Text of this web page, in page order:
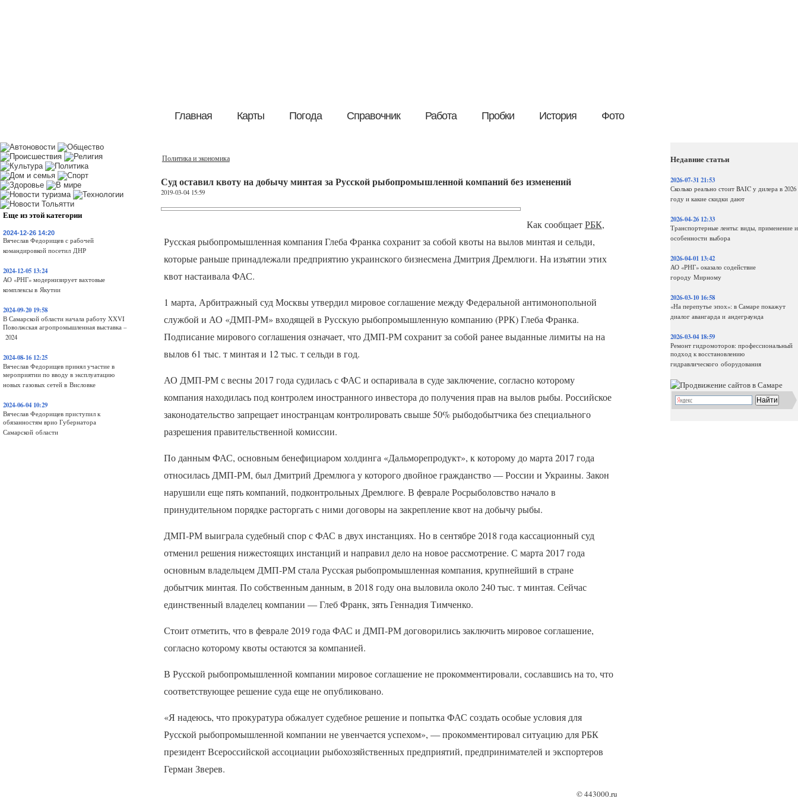
Главная Карты Погода Справочник Работа Пробки История Фото
Еще из этой категории
2024-12-26 14:20
Вячеслав Федорищев с рабочей
командировкой посетил ДНР
2024-12-05 13:24
АО «РНГ» модернизирует вахтовые
комплексы в Якутии
2024-09-20 19:58
В Самарской области начала работу XXVI
Поволжская агропромышленная выставка –
2024
2024-08-16 12:25
Вячеслав Федорищев принял участие в
мероприятии по вводу в эксплуатацию
новых газовых сетей в Висловке
2024-06-04 10:29
Вячеслав Федорищев приступил к
обязанностям врио Губернатора
Самарской области
Недавние статьи
2026-07-31 21:53
Сколько реально стоит BAIC у дилера в 2026
году и какие скидки дают
2026-04-26 12:33
Транспортерные ленты: виды, применение и
особенности выбора
2026-04-01 13:42
АО «РНГ» оказало содействие
городу Мирному
2026-03-10 16:58
«На перепутье эпох»: в Самаре покажут
диалог авангарда и андеграунда
2026-03-04 18:59
Ремонт гидромоторов: профессиональный
подход к восстановлению
гидравлического оборудования
Политика и экономика
Суд оставил квоту на добычу минтая за Русской рыбопромышленной компаний без изменений
2019-03-04 15:59
Как сообщаетРБК,
Русская рыбопромышленная компания Глеба Франка сохранит за собой квоты на вылов минтая и сельди,
которые раньше принадлежали предприятию украинского бизнесмена Дмитрия Дремлюги. На изъятии этих
квот настаивалаФАС.
1 марта, Арбитражный суд Москвы утвердил мировое соглашение между Федеральной антимонопольной
службой и АО «ДМП-РМ» входящей в Русскую рыбопромышленную компанию (РРК) Глеба Франка.
Подписание мирового соглашения означает, чтоДМП-РМ сохранит за собой ранее выданные лимиты на на
вылов 61 тыс. т минтая и 12 тыс. т сельди в год.
АО ДМП-РМ с весны 2017 года судилась сФАС и оспаривала в суде заключение, согласно которому
компания находилась под контролем иностранного инвестора до получения прав на вылов рыбы. Российское
законодательство запрещает иностранцам контролировать свыше 50% рыбодобытчика без специального
разрешения правительственной комиссии.
По даннымФАС, основным бенефициаром холдинга «Дальморепродукт», к которому до марта 2017 года
относиласьДМП-РМ, был Дмитрий Дремлюга у которого двойное гражданство — России и Украины. Закон
нарушили еще пять компаний, подконтрольных Дремлюге. В феврале Росрыболовство начало в
принудительном порядке расторгать с ними договоры на закрепление квот на добычу рыбы.
ДМП-РМ выиграла судебный спор сФАС в двух инстанциях. Но в сентябре 2018 года кассационный суд
отменил решения нижестоящих инстанций и направил дело на новое рассмотрение. С марта 2017 года
основным владельцемДМП-РМ стала Русская рыбопромышленная компания, крупнейший в стране
добытчик минтая. По собственным данным, в 2018 году она выловила около 240 тыс. т минтая. Сейчас
единственный владелец компании — Глеб Франк, зять Геннадия Тимченко.
Стоит отметить, что в феврале 2019 годаФАС и ДМП-РМ договорились заключить мировое соглашение,
согласно которому квоты остаются за компанией.
В Русской рыбопромышленной компании мировое соглашение не прокомментировали, сославшись на то, что
соответствующее решение суда еще не опубликовано.
«Я надеюсь, что прокуратура обжалует судебное решение и попыткаФАС создать особые условия для
Русской рыбопромышленной компании не увенчается успехом», — прокомментировал ситуацию дляРБК
президент Всероссийской ассоциации рыбохозяйственных предприятий, предпринимателей и экспортеров
Герман Зверев.
©443000.ru